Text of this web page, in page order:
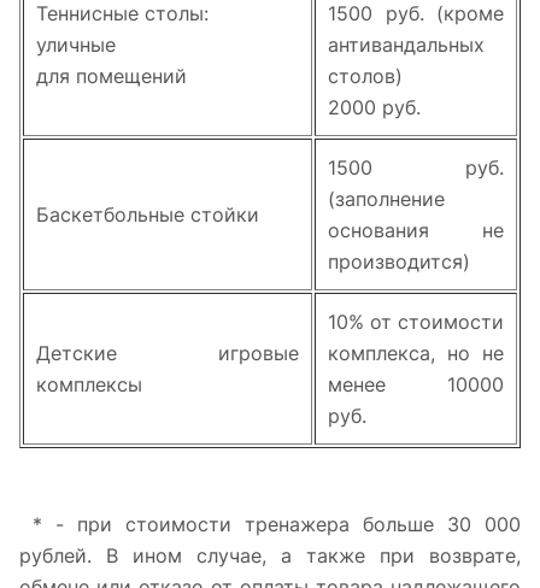
Теннисные столы:
уличные
для помещений
1500 руб. (кроме
антивандальных
столов)
2000 руб.
Баскетбольные стойки
1500 руб.
(заполнение
основания не
производится)
Детские игровые
комплексы
10% от стоимости
комплекса, но не
менее 10000
руб.
* - при стоимости тренажера больше 30 000
рублей. В ином случае, а также при возврате,